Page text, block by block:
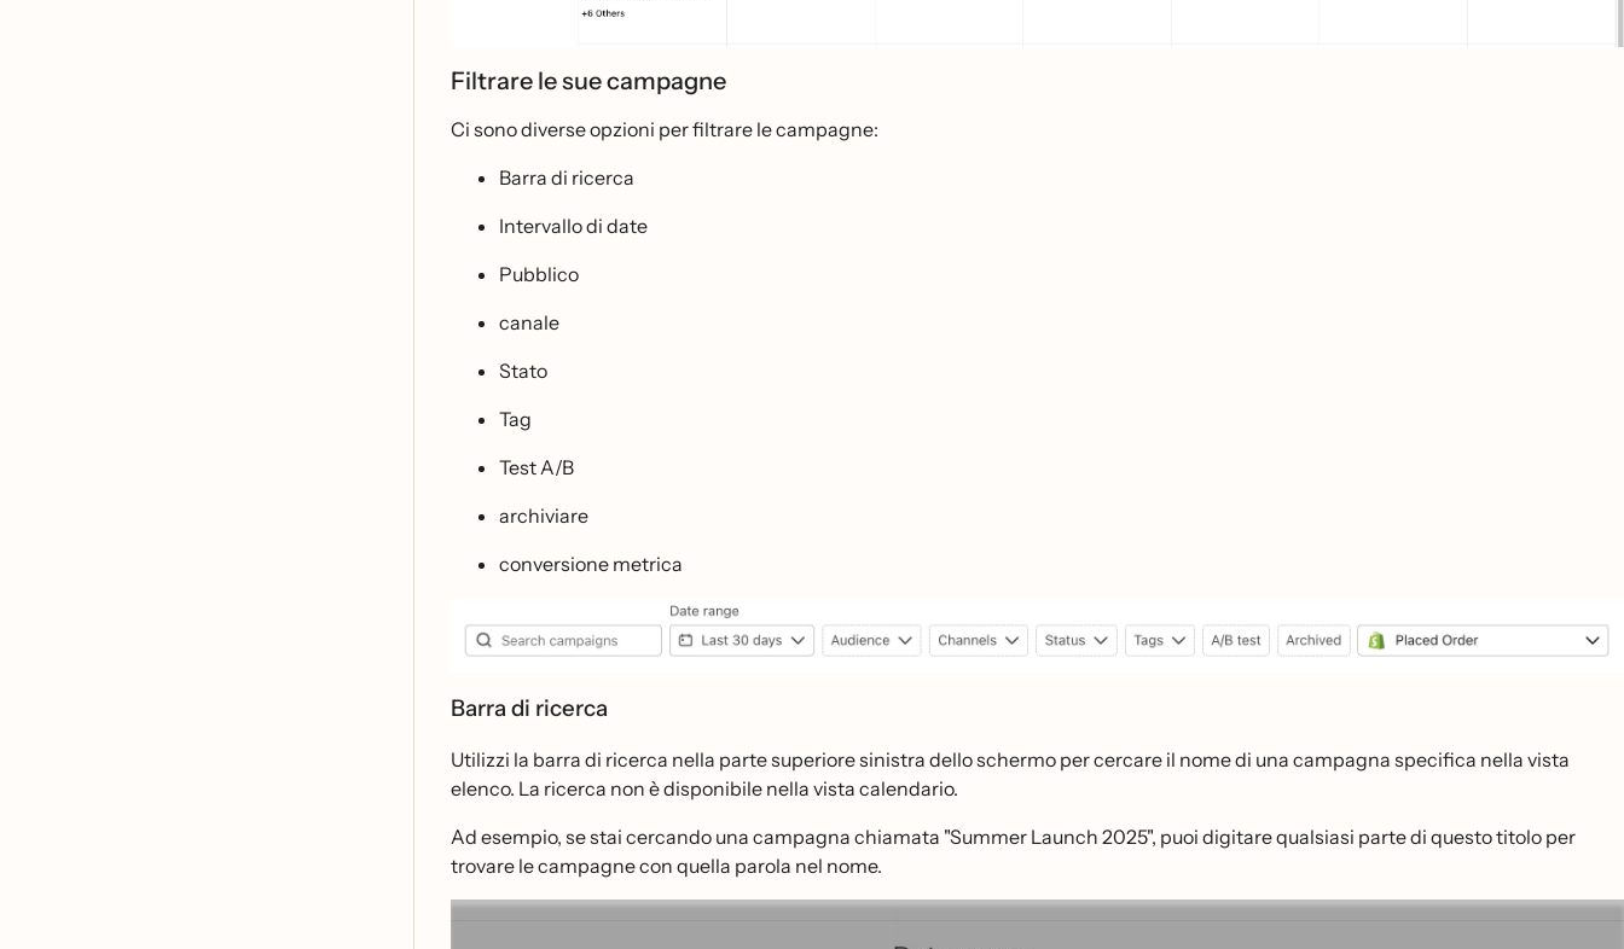
Filtrare le sue campagne
Ci sono diverse opzioni per filtrare le campagne:
Barra di ricerca
Intervallo di date
Pubblico
canale
Stato
Tag
Test A/B
archiviare
conversione metrica
Barra di ricerca
Utilizzi la barra di ricerca nella parte superiore sinistra dello schermo per cercare il nome di una campagna specifica nella vista
elenco. La ricerca non è disponibile nella vista calendario.
Ad esempio, se stai cercando una campagna chiamata "Summer Launch 2025", puoi digitare qualsiasi parte di questo titolo per
trovare le campagne con quella parola nel nome.